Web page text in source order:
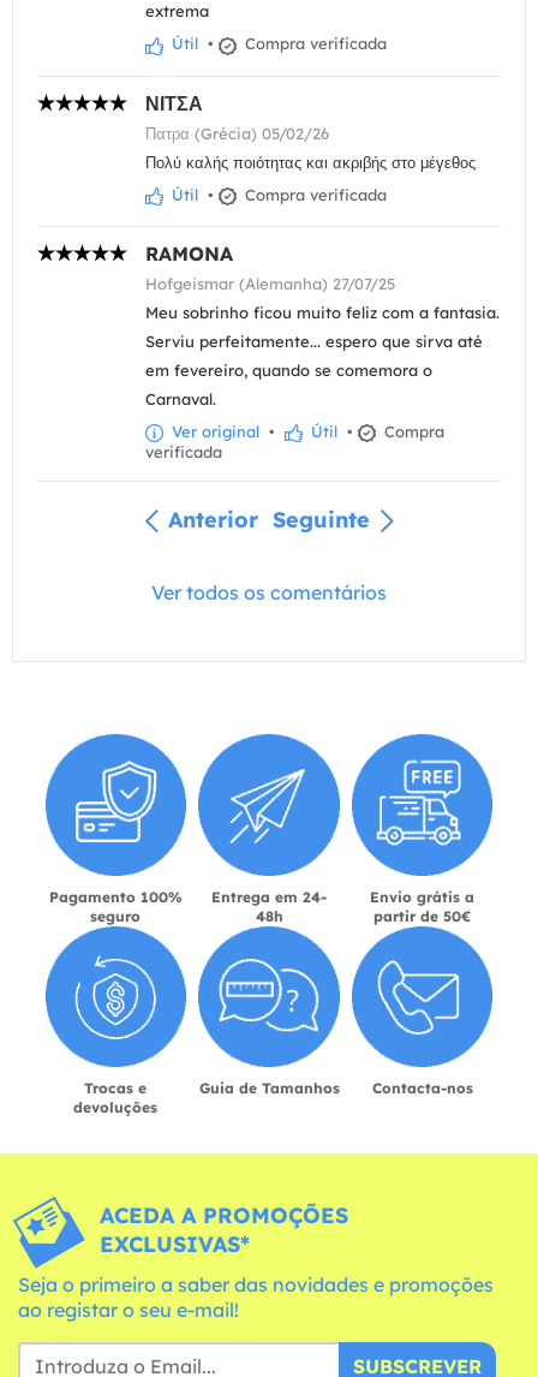
extrema
Útil • Compra verificada
ΝΙΤΣΑ
Πατρα (Grécia) 05/02/26
Πολύ καλής ποιότητας και ακριβής στο μέγεθος
Útil • Compra verificada
RAMONA
Hofgeismar (Alemanha) 27/07/25
Meu sobrinho ficou muito feliz com a fantasia.
Serviu perfeitamente... espero que sirva até
em fevereiro, quando se comemora o
Carnaval.
Ver original • Útil •
Compra
verificada
Anterior Seguinte
Ver todos os comentários
Pagamento 100%
seguro
Entrega em 24-
48h
Envio grátis a
partir de 50€
Trocas e
devoluções
Guia de Tamanhos Contacta-nos
ACEDA A PROMOÇÕES
EXCLUSIVAS*
Seja o primeiro a saber das novidades e promoções
ao registar o seu e-mail!
SUBSCREVER